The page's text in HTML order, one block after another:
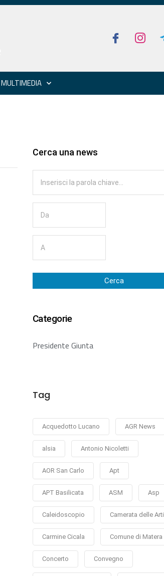
MULTIMEDIA
Cerca una news
Cerca
Categorie
Presidente Giunta
Tag
Acquedotto Lucano AGR News
alsia Antonio Nicoletti
AOR San Carlo Apt
APT Basilicata ASM Asp
Caleidoscopio Camerata delle Arti
Carmine Cicala Comune di Matera
Concerto Convegno